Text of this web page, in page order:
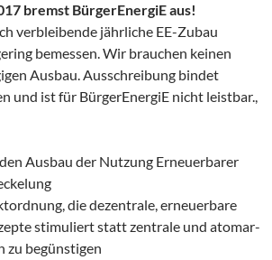
bremst BürgerEnergiE aus!
verbleibende jährliche EE-Zubau
bemessen. Wir brauchen keinen
Ausbau. Ausschreibung bindet
und ist für BürgerEnergiE nicht leistbar.,
Ausbau der Nutzung Erneuerbarer
die dezentrale, erneuerbare
stimuliert statt zentrale und atomar-
zu begünstigen